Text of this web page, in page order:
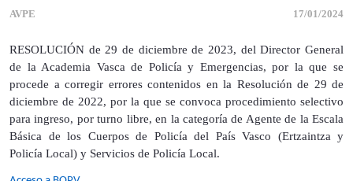
AVPE 17/01/2024
RESOLUCIÓN de 29 de diciembre de 2023, del Director General
de la Academia Vasca de Poli­cía y Emergencias, por la que se
procede a corregir errores contenidos en la Resolución de 29 de
diciembre de 2022, por la que se convoca procedimiento selectivo
para ingreso, por turno libre, en la categoría de Agente de la Escala
Básica de los Cuerpos de Policía del País Vasco (Ertzaintza y
Policía Local) y Servicios de Policía Local.